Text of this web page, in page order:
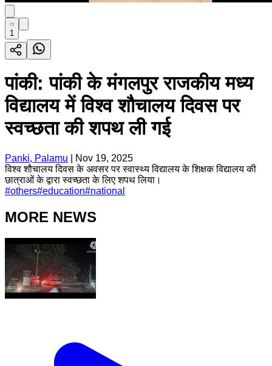
1
पांकी: पांकी के मंगलपुर राजकीय मध्य
विद्यालय में विश्व शौचालय दिवस पर
स्वच्छता की शपथ ली गई
Panki, Palamu
Nov 19, 2025
विश्व शौचालय दिवस के अवसर पर स्वास्थ्य विद्यालय के शिक्षक विद्यालय की
छात्राओं के द्वारा स्वच्छता के लिए शपथ लिया।
#others#education#national
MORE NEWS